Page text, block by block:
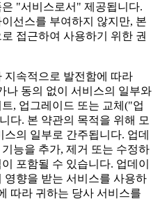
"서비스로서" 제공됩니다.
선스를 부여하지 않지만, 본
접근하여 사용하기 위한 권
지속적으로 발전함에 따라
나 동의 없이 서비스의 일부와
, 업그레이드 또는 교체("업
다. 본 약관의 목적을 위해 모
의 일부로 간주됩니다. 업데
능을 추가, 제거 또는 수정하
포함될 수 있습니다. 업데이
영향을 받는 서비스를 사용하
따라 귀하는 당사 서비스를